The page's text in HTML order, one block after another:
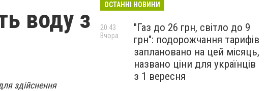
воду з
здійснення
ОСТАННІ НОВИНИ
"Газ до 26 грн, світло до 9
грн": подорожчання тарифів
заплановано на цей місяць,
названо ціни для українців
з 1 вересня
20:43
Вчора